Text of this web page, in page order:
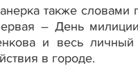
также словами
– День
и весь личный
в городе.